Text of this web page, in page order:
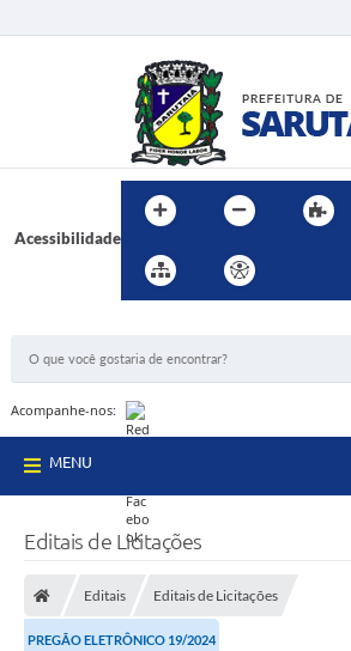
Acessibilidade
Acompanhe-nos:
MENU
Editais de Licitações
Editais Editais de Licitações
PREGÃO ELETRÔNICO 19/2024